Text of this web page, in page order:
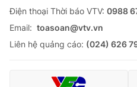
Ðiện thoại Thời báo VTV: 0988
Email: toasoan@vtv.vn
Liên hệ quảng cáo: (024) 626